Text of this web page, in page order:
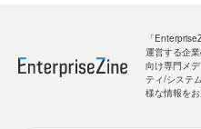
「
運営する企
向け専門メ
ティ/システ
様な情報をお